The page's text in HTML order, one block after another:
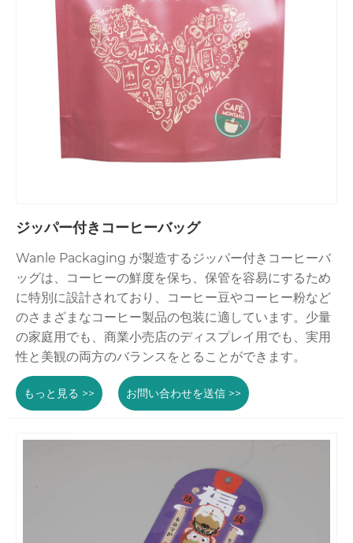
ジッパー付きコーヒーバッグ
Wanle Packaging が製造するジッパー付きコーヒーバ
ッグは、コーヒーの鮮度を保ち、保管を容易にするため
に特別に設計されており、コーヒー豆やコーヒー粉など
のさまざまなコーヒー製品の包装に適しています。少量
の家庭用でも、商業小売店のディスプレイ用でも、実用
性と美観の両方のバランスをとることができます。
もっと見る >> お問い合わせを送信 >>